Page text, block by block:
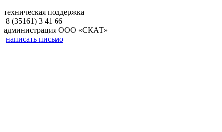
техническая поддержка
8 (35161) 3 41 66
администрация ООО «СКАТ»
написать письмо